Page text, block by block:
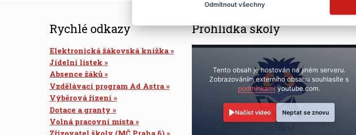
Rychlé odkazy
Elektronická žákovská knížka
Jídelní lístek
Absence žáků
Vzdělávací program Ad Astra
Výběrová řízení
Dotace a granty
Volná pracovní místa
Prohlídka školy
Tento obsah je hostován na jiném serveru.
Zobrazováním externího obsahu souhlasíte s
podmínkamiyoutube.com.
Načíst video Neptat se znovu
Odmítnout všechny